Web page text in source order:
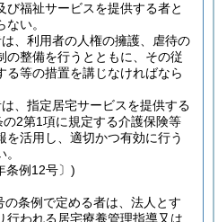
び福祉サービスを提供する者と
い。
、利用者の人権の擁護、虐待の
の整備を行うとともに、その従
る等の措置を講じなければなら
、指定居宅サービスを提供する
2第1項に規定する介護保険等
を活用し、適切かつ有効に行う
条例12号〕)
条例で定める者は、法人とす
行われる居宅療養管理指導又は